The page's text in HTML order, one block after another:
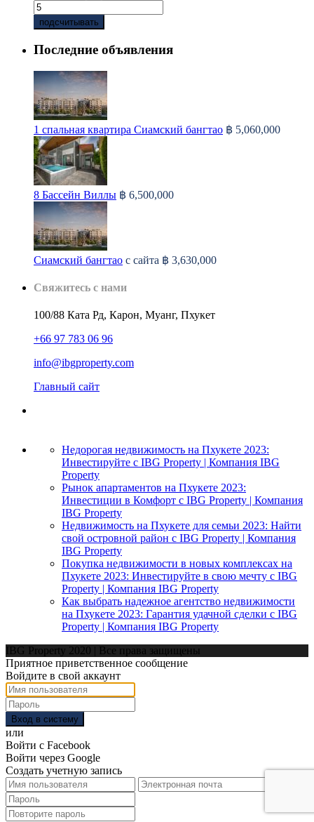
подсчитывать
Последние объявления
1 спальная квартира Сиамский бангтао ฿ 5,060,000
8 Бассейн Виллы ฿ 6,500,000
Сиамский бангтао с сайта ฿ 3,630,000
Свяжитесь с нами
100/88 Ката Рд, Карон, Муанг, Пхукет
+66 97 783 06 96
info@ibgproperty.com
Главный сайт
Недорогая недвижимость на Пхукете 2023:
Инвестируйте с IBG Property | Компания IBG
Property
Рынок апартаментов на Пхукете 2023:
Инвестиции в Комфорт с IBG Property | Компания
IBG Property
Недвижимость на Пхукете для семьи 2023: Найти
свой островной район с IBG Property | Компания
IBG Property
Покупка недвижимости в новых комплексах на
Пхукете 2023: Инвестируйте в свою мечту с IBG
Property | Компания IBG Property
Как выбрать надежное агентство недвижимости
на Пхукете 2023: Гарантия удачной сделки с IBG
Property | Компания IBG Property
IBG Property 2020 | Все права защищены
Приятное приветственное сообщение
Войдите в свой аккаунт
Вход в систему
или
Войти с Facebook
Войти через Google
Создать учетную запись